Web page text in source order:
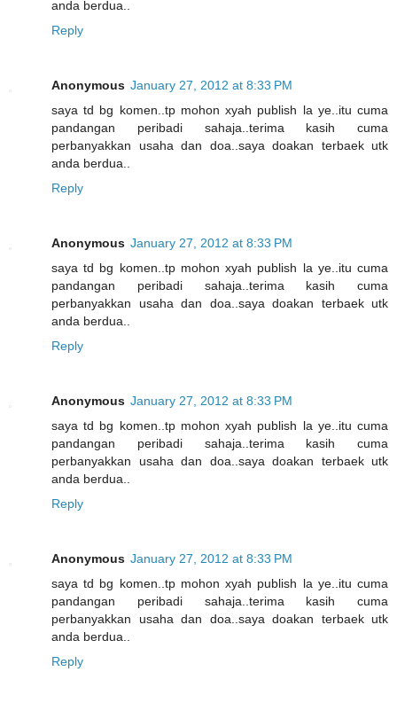
anda berdua..
Reply
Anonymous January 27, 2012 at 8:33 PM
saya td bg komen..tp mohon xyah publish la ye..itu cuma
pandangan peribadi sahaja..terima kasih cuma
perbanyakkan usaha dan doa..saya doakan terbaek utk
anda berdua..
Reply
Anonymous January 27, 2012 at 8:33 PM
saya td bg komen..tp mohon xyah publish la ye..itu cuma
pandangan peribadi sahaja..terima kasih cuma
perbanyakkan usaha dan doa..saya doakan terbaek utk
anda berdua..
Reply
Anonymous January 27, 2012 at 8:33 PM
saya td bg komen..tp mohon xyah publish la ye..itu cuma
pandangan peribadi sahaja..terima kasih cuma
perbanyakkan usaha dan doa..saya doakan terbaek utk
anda berdua..
Reply
Anonymous January 27, 2012 at 8:33 PM
saya td bg komen..tp mohon xyah publish la ye..itu cuma
pandangan peribadi sahaja..terima kasih cuma
perbanyakkan usaha dan doa..saya doakan terbaek utk
anda berdua..
Reply